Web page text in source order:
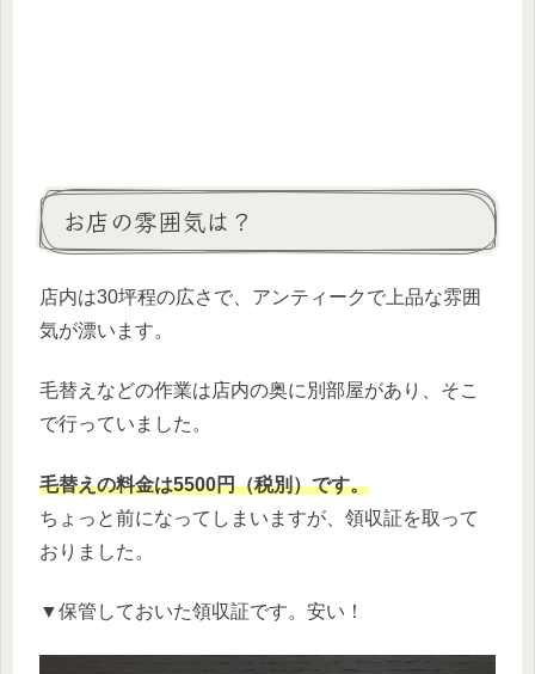
お店の雰囲気は？
店内は30坪程の広さで、アンティークで上品な雰囲
気が漂います。
毛替えなどの作業は店内の奥に別部屋があり、そこ
で行っていました。
毛替えの料金は5500円（税別）です。
ちょっと前になってしまいますが、領収証を取って
おりました。
▼保管しておいた領収証です。安い！